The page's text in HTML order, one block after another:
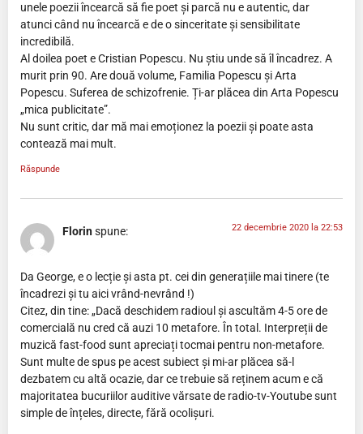
unele poezii încearcă să fie poet și parcă nu e autentic, dar
atunci când nu încearcă e de o sinceritate și sensibilitate
incredibilă.
Al doilea poet e Cristian Popescu. Nu știu unde să îl încadrez. A
murit prin 90. Are două volume, Familia Popescu și Arta
Popescu. Suferea de schizofrenie. Ți-ar plăcea din Arta Popescu
„mica publicitate”.
Nu sunt critic, dar mă mai emoționez la poezii și poate asta
contează mai mult.
Răspunde
Florinspune: 22 decembrie 2020 la 22:53
Da George, e o lecție și asta pt. cei din generațiile mai tinere (te
încadrezi și tu aici vrând-nevrând !)
Citez, din tine: „Dacă deschidem radioul și ascultăm 4-5 ore de
comercială nu cred că auzi 10 metafore. În total. Interpreții de
muzică fast-food sunt apreciați tocmai pentru non-metafore.
Sunt multe de spus pe acest subiect și mi-ar plăcea să-l
dezbatem cu altă ocazie, dar ce trebuie să reținem acum e că
majoritatea bucuriilor auditive vărsate de radio-tv-Youtube sunt
simple de înțeles, directe, fără ocolișuri.